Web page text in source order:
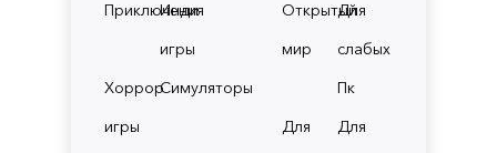
Приключения
Инди
игры
Хоррор
игры
Симуляторы
Открытый
мир
Для
слабых
Пк
Для
Для